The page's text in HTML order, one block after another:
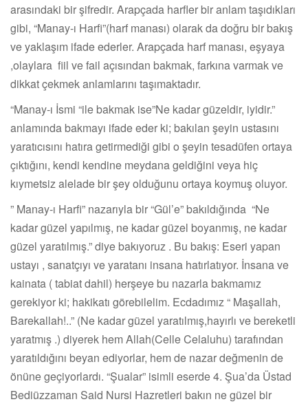
arasındaki bir şifredir. Arapçada harfler bir anlam taşıdıkları
gibi, “Manay-ı Harfi”(harf manası) olarak da doğru bir bakış
ve yaklaşım ifade ederler. Arapçada harf manası, eşyaya
,olaylara fiil ve fail açısından bakmak, farkına varmak ve
dikkat çekmek anlamlarını taşımaktadır.
“Manay-ı İsmi “ile bakmak ise”Ne kadar güzeldir, iyidir.”
anlamında bakmayı ifade eder ki; bakılan şeyin ustasını
yaratıcısını hatıra getirmediği gibi o şeyin tesadüfen ortaya
çıktığını, kendi kendine meydana geldiğini veya hiç
kıymetsiz alelade bir şey olduğunu ortaya koymuş oluyor.
” Manay-ı Harfi” nazarıyla bir “Gül’e” bakıldığında “Ne
kadar güzel yapılmış, ne kadar güzel boyanmış, ne kadar
güzel yaratılmış.” diye bakıyoruz . Bu bakış: Eseri yapan
ustayı , sanatçıyı ve yaratanı insana hatırlatıyor. İnsana ve
kainata ( tabiat dahil) herşeye bu nazarla bakmamız
gerekiyor ki; hakikatı görebilelim. Ecdadımız “ Maşallah,
Barekallah!..” (Ne kadar güzel yaratılmış,hayırlı ve bereketli
yaratmış .) diyerek hem Allah(Celle Celaluhu) tarafından
yaratıldığını beyan ediyorlar, hem de nazar değmenin de
önüne geçiyorlardı. “Şualar” isimli eserde 4. Şua’da Üstad
Bediüzzaman Said Nursi Hazretleri bakın ne güzel bir